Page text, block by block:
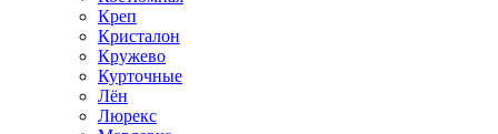
Креп
Кристалон
Кружево
Курточные
Лён
Люрекс